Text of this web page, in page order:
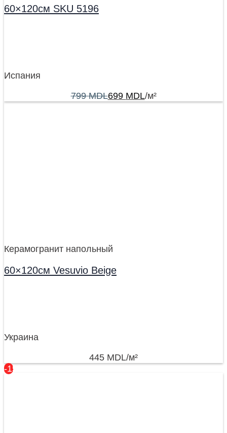
60×120см SKU 5196
Испания
799MDL699 MDL/м²
Керамогранит напольный
60×120см Vesuvio Beige
Украина
445 MDL/м²
-15%